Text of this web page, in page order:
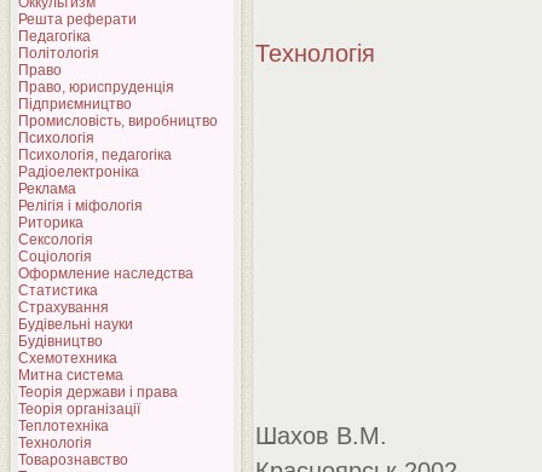
Решта реферати
Педагогіка
Політологія
Право
Право, юриспруденція
Підприємництво
Промисловість, виробництво
Психологія
Психологія, педагогіка
Радіоелектроніка
Реклама
Релігія і міфологія
Риторика
Сексологія
Соціологія
Оформление наследства
Статистика
Страхування
Будівельні науки
Будівництво
Схемотехника
Митна система
Теорія держави і права
Теорія організації
Теплотехніка
Технологія
Товарознавство
Технологія
Шахов В.М.